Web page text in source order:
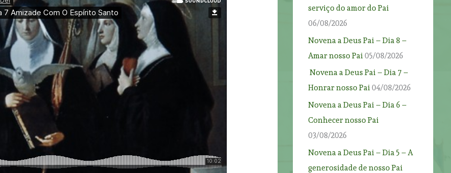
serviço do amor do Pai
06/08/2026
Novena a Deus Pai – Dia 8 –
Amar nosso Pai 05/08/2026
Novena a Deus Pai – Dia 7 –
Honrar nosso Pai04/08/2026
Novena a Deus Pai – Dia 6 –
Conhecer nosso Pai
03/08/2026
Novena a Deus Pai – Dia 5 – A
generosidade de nosso Pai